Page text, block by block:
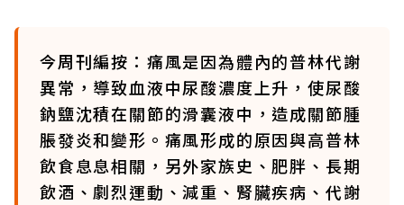
今周刊編按：痛風是因為體內的普林代謝
異常，導致血液中尿酸濃度上升，使尿酸
鈉鹽沈積在關節的滑囊液中，造成關節腫
脹發炎和變形。痛風形成的原因與高普林
飲食息息相關，另外家族史、肥胖、長期
飲酒、劇烈運動、減重、腎臟疾病、代謝